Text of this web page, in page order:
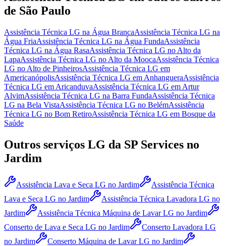
de São Paulo
Assistência Técnica LG na Água BrancaAssistência Técnica LG na
Água FriaAssistência Técnica LG na Água FundaAssistência
Técnica LG na Água RasaAssistência Técnica LG no Alto da
LapaAssistência Técnica LG no Alto da MoocaAssistência Técnica
LG no Alto de PinheirosAssistência Técnica LG em
AmericanópolisAssistência Técnica LG em AnhangueraAssistência
Técnica LG em AricanduvaAssistência Técnica LG em Artur
AlvimAssistência Técnica LG na Barra FundaAssistência Técnica
LG na Bela VistaAssistência Técnica LG no BelémAssistência
Técnica LG no Bom RetiroAssistência Técnica LG em Bosque da
Saúde
Outros serviços LG da SP Services no
Jardim
Assistência Lava e Seca LG no Jardim
Assistência Técnica
Lava e Seca LG no Jardim Assistência Técnica Lavadora LG no
Jardim
Assistência Técnica Máquina de Lavar LG no Jardim
Conserto de Lava e Seca LG no Jardim
Conserto Lavadora LG
no Jardim
Conserto Máquina de Lavar LG no Jardim